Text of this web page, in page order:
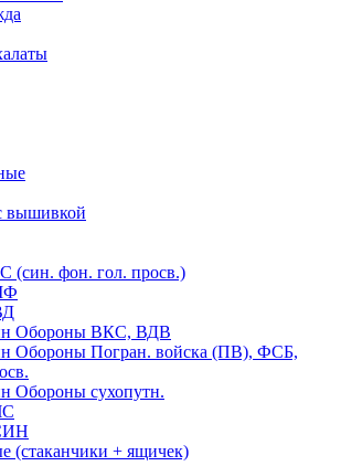
вышивкой
(син. фон. гол. просв.)
Обороны ВКС, ВДВ
Обороны Погран. войска (ПВ), ФСБ,
Обороны сухопутн.
(стаканчики + ящичек)